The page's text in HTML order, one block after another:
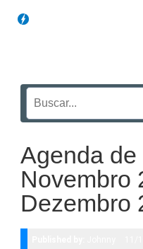
Agenda
Novembro
Dezembro